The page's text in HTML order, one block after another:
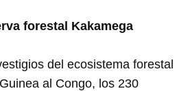
forestal Kakamega
del ecosistema forestal
al Congo, los 230